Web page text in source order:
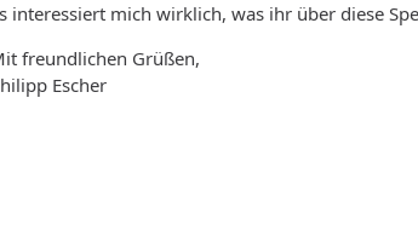
interessiert mich wirklich, was ihr über diese
freundlichen Grüßen,
Escher